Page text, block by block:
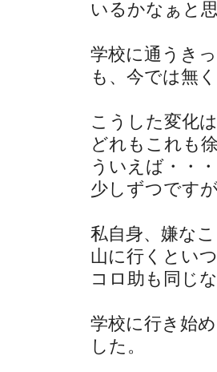
いるかなぁと
学校に通うき
も、今では無
こうした変化
どれもこれも
ういえば・・
少しずつです
私自身、嫌な
山に行くとい
コロ助も同じ
学校に行き始
した。